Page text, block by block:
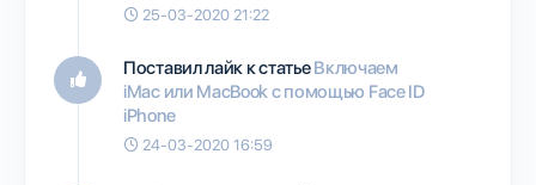
25-03-2020 21:22
Поставил лайк к статьеВключаем
iMac или MacBook с помощью Face ID
iPhone
24-03-2020 16:59